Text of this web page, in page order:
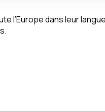
l’Europe dans leur